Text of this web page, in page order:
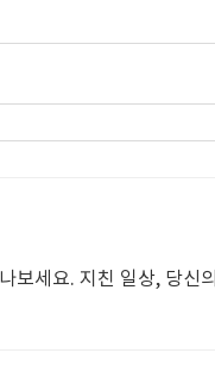
보세요. 지친 일상, 당신의